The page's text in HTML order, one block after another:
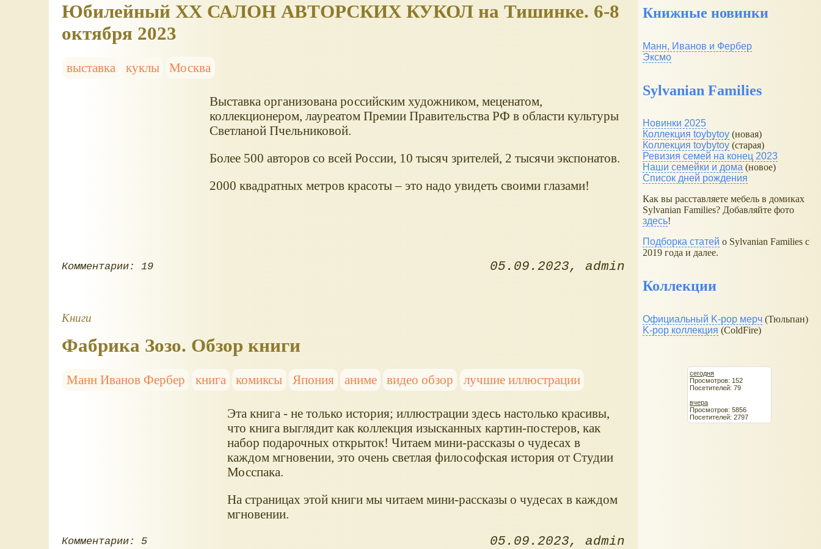
Юбилейный XX САЛОН АВТОРСКИХ КУКОЛ на Тишинке. 6-8
октября 2023
выставка куклы Москва
Выставка организована российским художником, меценатом,
коллекционером, лауреатом Премии Правительства РФ в области культуры
Светланой Пчельниковой.
Более 500 авторов со всей России, 10 тысяч зрителей, 2 тысячи экспонатов.
2000 квадратных метров красоты – это надо увидеть своими глазами!
Комментарии: 19 05.09.2023 admin
Книги
Фабрика Зозо. Обзор книги
Манн Иванов Фербер книга комиксы Япония аниме видео обзор лучшие иллюстрации
Эта книга - не только история; иллюстрации здесь настолько красивы,
что книга выглядит как коллекция изысканных картин-постеров, как
набор подарочных открыток! Читаем мини-рассказы о чудесах в
каждом мгновении, это очень светлая философская история от Студии
Мосспака.
На страницах этой книги мы читаем мини-рассказы о чудесах в каждом
мгновении.
Комментарии: 5 05.09.2023 admin
Книжные новинки
Манн, Иванов и Фербер
Эксмо
Sylvanian Families
Новинки 2025
Коллекция toybytoy (новая)
Коллекция toybytoy (старая)
Ревизия семей на конец 2023
Наши семейки и дома (новое)
Список дней рождения
Как вы расставляете мебель в домиках
Sylvanian Families? Добавляйте фото
здесь!
Подборка статей о Sylvanian Families с
2019 года и далее.
Коллекции
Официальный K-pop мерч (Тюльпан)
K-pop коллекция (ColdFire)
сегодня
Просмотров: 152
Посетителей: 79
вчера
Просмотров: 5856
Посетителей: 2797